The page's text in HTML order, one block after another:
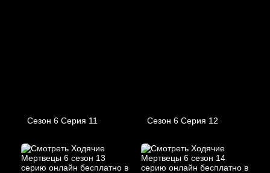
Сезон 6 Серия 11 Сезон 6 Серия 12